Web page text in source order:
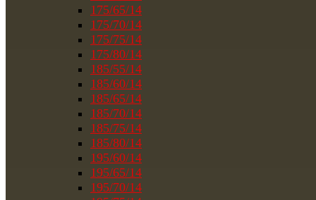
175/65/14
175/70/14
175/75/14
175/80/14
185/55/14
185/60/14
185/65/14
185/70/14
185/75/14
185/80/14
195/60/14
195/65/14
195/70/14